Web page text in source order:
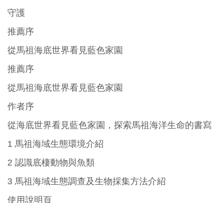
守護
推薦序
從馬祖海底世界看見藍色家園
推薦序
從馬祖海底世界看見藍色家園
作者序
從海底世界看見藍色家園，探索馬祖海洋生命的書寫
1 馬祖海域生態環境介紹
2 認識底棲動物與魚類
3 馬祖海域生態調查及生物採集方法介紹
使用說明頁